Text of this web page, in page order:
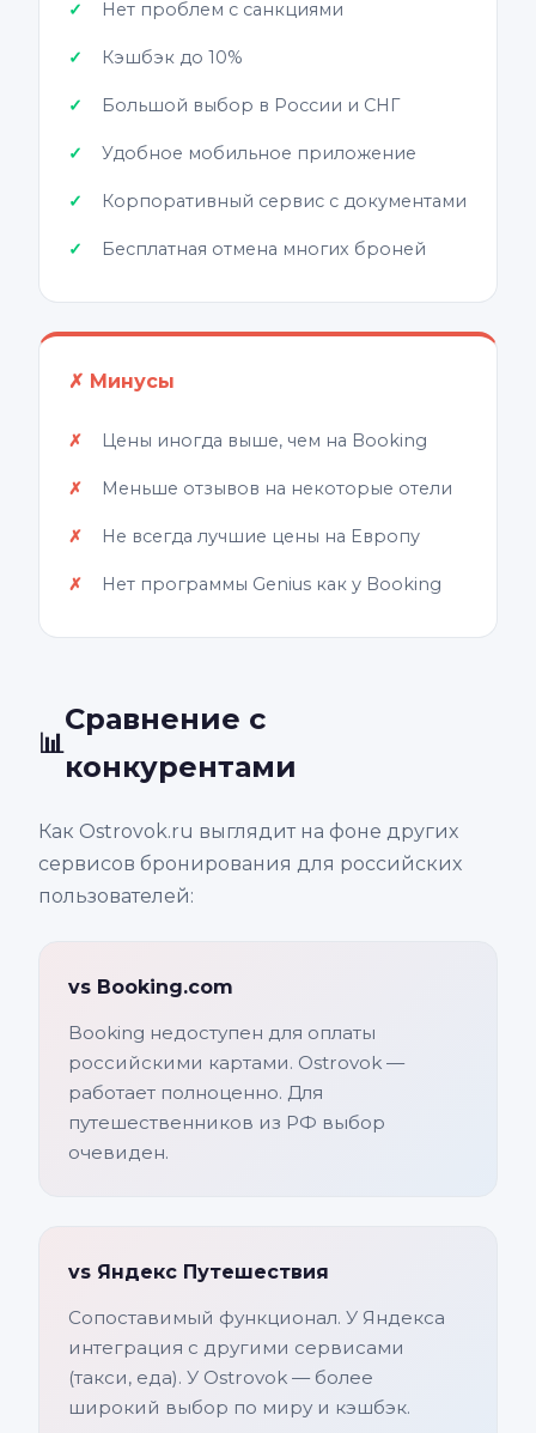
Нет проблем с санкциями
Кэшбэк до 10%
Большой выбор в России и СНГ
Удобное мобильное приложение
Корпоративный сервис с документами
Бесплатная отмена многих броней
✗ Минусы
Цены иногда выше, чем на Booking
Меньше отзывов на некоторые отели
Не всегда лучшие цены на Европу
Нет программы Genius как у Booking
📊
Сравнение с
конкурентами
Как Ostrovok.ru выглядит на фоне других
сервисов бронирования для российских
пользователей:
vs Booking.com
Booking недоступен для оплаты
российскими картами. Ostrovok —
работает полноценно. Для
путешественников из РФ выбор
очевиден.
vs Яндекс Путешествия
Сопоставимый функционал. У Яндекса
интеграция с другими сервисами
(такси, еда). У Ostrovok — более
широкий выбор по миру и кэшбэк.